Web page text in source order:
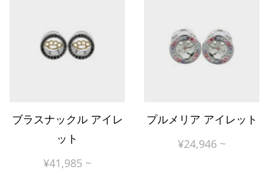
ブラスナックル アイレ
ット
¥41,985 ~
プルメリア アイレット
¥24,946 ~